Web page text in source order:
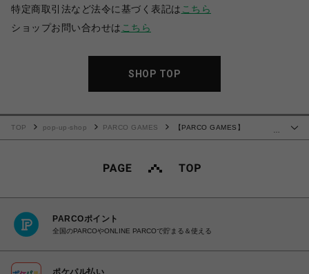
特定商取引法など法令に基づく表記は こちら
ショップお問い合わせは こちら
SHOP TOP
…
TOP pop-up-shop PARCO GAMES
【PARCO GAMES】
PARCOポイント
全国のPARCOやONLINE PARCOで貯まる＆使える
ポケパル払い